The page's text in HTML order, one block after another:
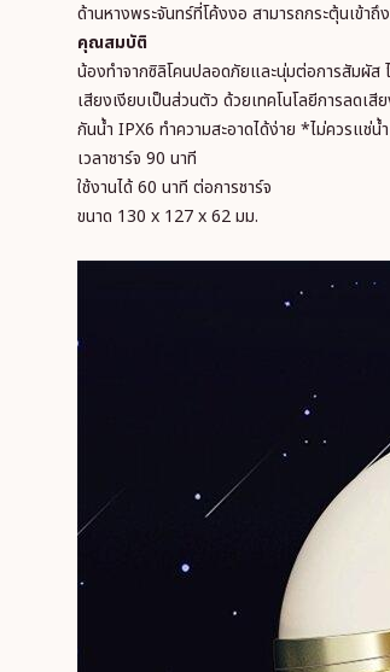
ด้านหางพระจันทร์ที่โค้งงอ สามารถกระตุ้นเข้า
คุณสมบัติ
น้องทำจากซิลิโคนปลอดภัยและนุ่มต่อการสัมผัส
เสียงเงียบเป็นส่วนตัว ด้วยเทคโนโลยีการลดเ
กันน้ำ IPX6 ทำความสะอาดได้ง่าย *ไม่ควรแช่น้ำ
เวลาชาร์จ 90 นาที
ใช้งานได้ 60 นาที ต่อการชาร์จ
ขนาด 130 x 127 x 62 มม.